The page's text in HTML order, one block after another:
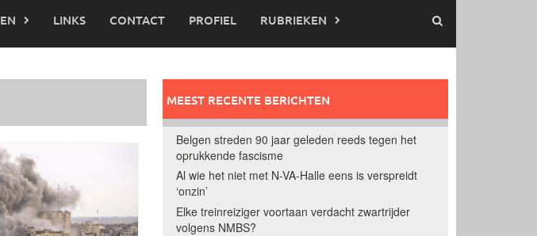
LINKS CONTACT PROFIEL RUBRIEKEN
MEEST RECENTE BERICHTEN
Belgen streden 90 jaar geleden reeds tegen het
oprukkende fascisme
Al wie het niet met N-VA-Halle eens is verspreidt
‘onzin’
Elke treinreiziger voortaan verdacht zwartrijder
volgens NMBS?